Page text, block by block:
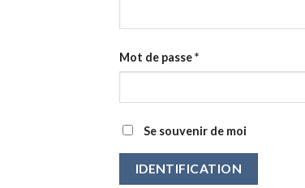
Mot de passe*
Se souvenir de moi
IDENTIFICATION